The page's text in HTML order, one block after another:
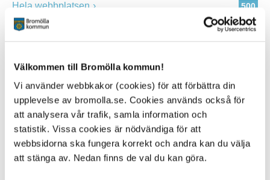
Välkommen till Bromölla kommun!
Vi använder webbkakor (cookies) för att förbättra din
upplevelse av bromolla.se. Cookies används också för
att analysera vår trafik, samla information och
statistik. Vissa cookies är nödvändiga för att
webbsidorna ska fungera korrekt och andra kan du välja
att stänga av. Nedan finns de val du kan göra.
500
Hela webbplatsen
Alla platser